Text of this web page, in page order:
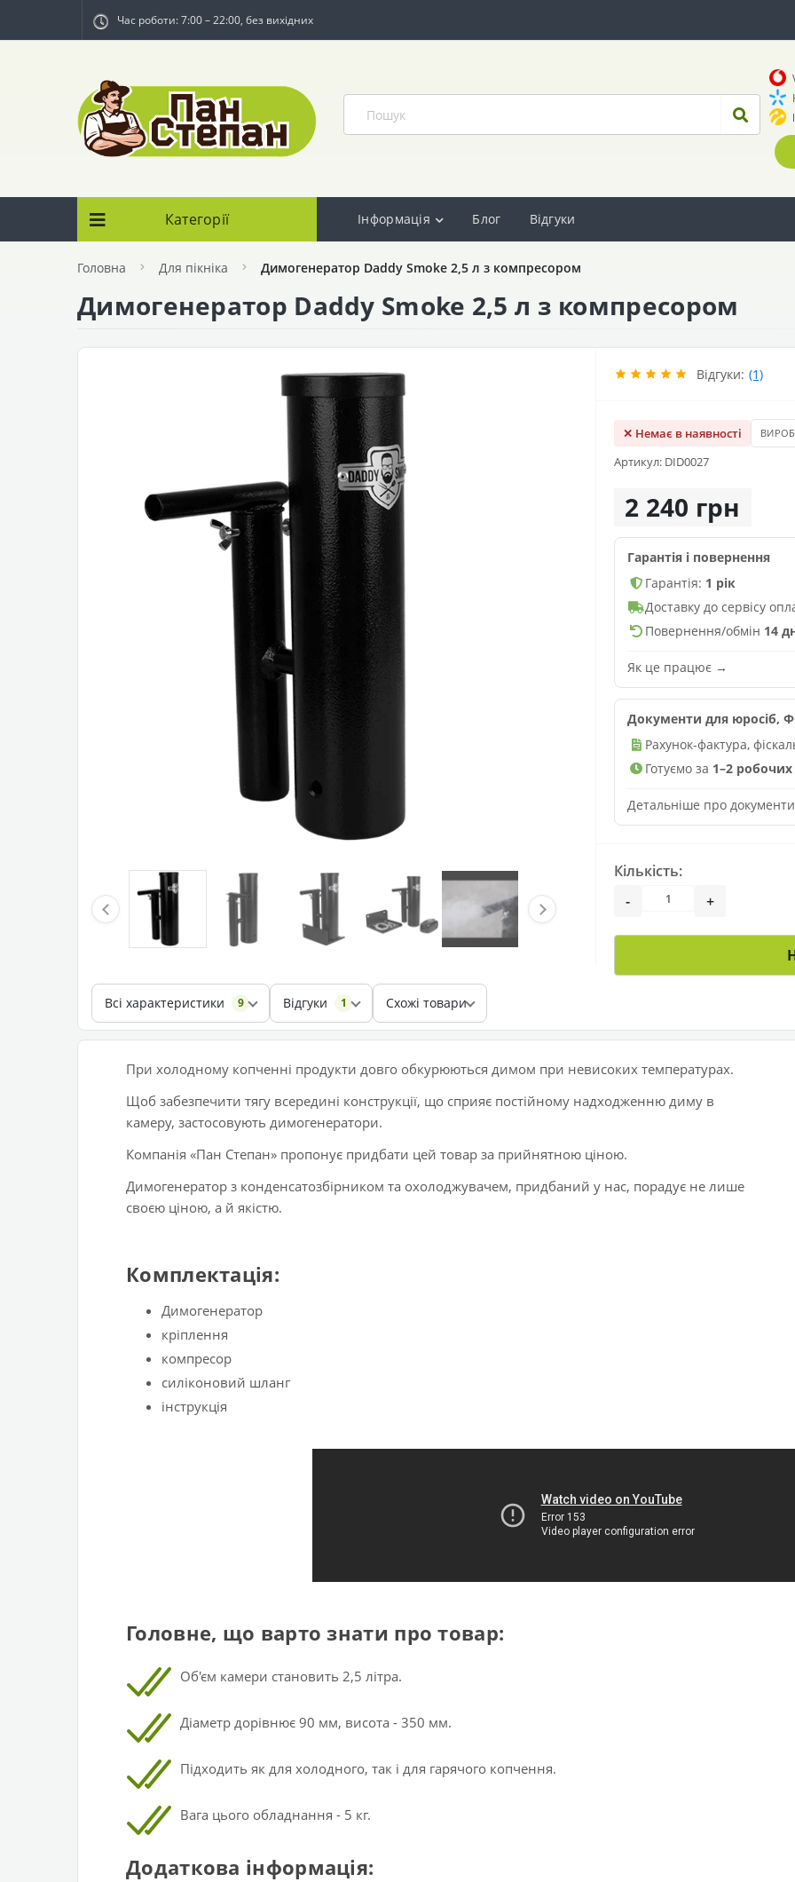
Час роботи: 7:00 – 22:00, без вихідних
Категорії Інформація Блог Відгуки
Головна Для пікніка Димогенератор Daddy Smoke 2,5 л з компресором
Димогенератор Daddy Smoke 2,5 л з компресором
Відгуки: (1)
✕ Немає в наявності
Артикул: DID0027
2 240 грн
Гарантія і повернення
Гарантія: 1 рік
Доставку до сервісу
Повернення/обмін 14
Як це працює →
Документи для юросіб,
Рахунок-фактура,
Готуємо за 1–2 робочих
Детальніше про
Кількість:
-
+
Всі характеристики 9 Відгуки 1 Схожі товари
При холодному копченні продукти довго обкурюються димом при невисоких температурах.
Щоб забезпечити тягу всередині конструкції, що сприяє постійному надходженню диму в
камеру, застосовують димогенератори.
Компанія «Пан Степан» пропонує придбати цей товар за прийнятною ціною.
Димогенератор з конденсатозбірником та охолоджувачем, придбаний у нас, порадує не лише
своєю ціною, а й якістю.
Комплектація:
Димогенератор
кріплення
компресор
силіконовий шланг
інструкція
Головне, що варто знати про товар:
Об'єм камери становить 2,5 літра.
Діаметр дорівнює 90 мм, висота - 350 мм.
Підходить як для холодного, так і для гарячого копчення.
Вага цього обладнання - 5 кг.
Додаткова інформація: